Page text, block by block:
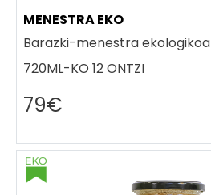
MENESTRA EKO
Barazki-menestra ekologikoa
720ML-KO 12 ONTZI
79€